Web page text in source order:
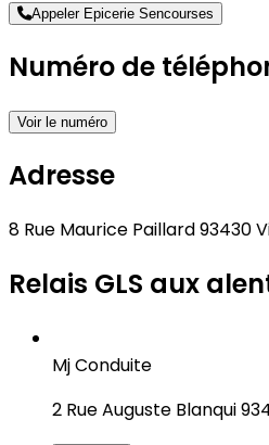
Appeler Epicerie Sencourses
Numéro de
Voir le numéro
Adresse
8 Rue Maurice Paillard 93430
Relais GLS aux
Mj Conduite
2 Rue Auguste Blanqui